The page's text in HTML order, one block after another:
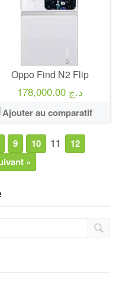
Oppo Find N2 Flip
178,000.00 د.ج
Ajouter au comparatif
9 10 11
12
»